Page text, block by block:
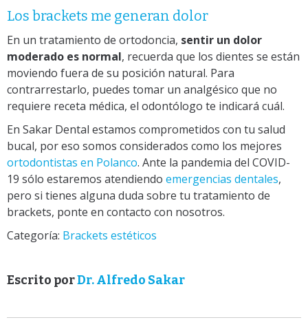
Los brackets me generan dolor
En un tratamiento de ortodoncia, sentir un dolor
moderado es normal, recuerda que los dientes se están
moviendo fuera de su posición natural. Para
contrarrestarlo, puedes tomar un analgésico que no
requiere receta médica, el odontólogo te indicará cuál.
En Sakar Dental estamos comprometidos con tu salud
bucal, por eso somos considerados como los mejores
ortodontistas en Polanco. Ante la pandemia del COVID-
19 sólo estaremos atendiendo emergencias dentales,
pero si tienes alguna duda sobre tu tratamiento de
brackets, ponte en contacto con nosotros.
Categoría: Brackets estéticos
Escrito porDr. Alfredo Sakar